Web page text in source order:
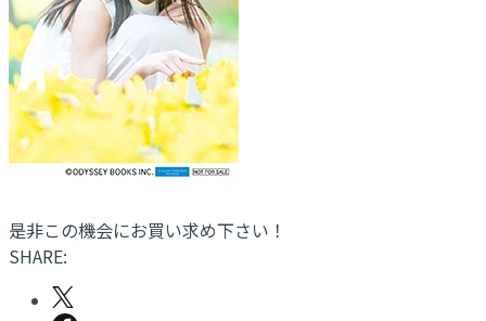
是非この機会にお買い求め下さい！
SHARE: